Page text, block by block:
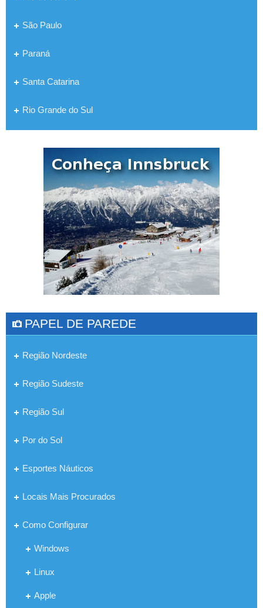
São Paulo
Paraná
Santa Catarina
Rio Grande do Sul
PAPEL DE PAREDE
Região Nordeste
Região Sudeste
Região Sul
Por do Sol
Esportes Náuticos
Locais Mais Procurados
Como Configurar
Windows
Linux
Apple